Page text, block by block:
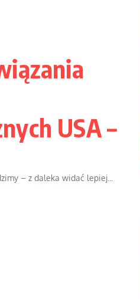
USA –
– z daleka widać lepiej...